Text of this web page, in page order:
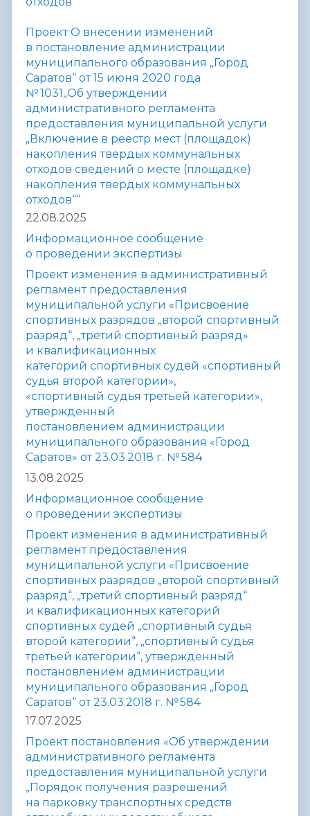
Проект О внесении изменений
в постановление администрации
муниципального образования „Город
Саратов“ от 15 июня 2020 года
№ 1031„Об утверждении
административного регламента
предоставления муниципальной услуги
„Включение в реестр мест (площадок)
накопления твердых коммунальных
отходов сведений о месте (площадке)
накопления твердых коммунальных
отходов““
22.08.2025
Информационное сообщение
о проведении экспертизы
Проект изменения в административный
регламент предоставления
муниципальной услуги « Присвоение
спортивных разрядов „второй спортивный
разряд“, „третий спортивный разряд»
и квалификационных
категорий спортивных судей «спортивный
судья второй категории»,
«спортивный судья третьей категории»,
утвержденный
постановлением администрации
муниципального образования «Город
Саратов» от23.03.2018 г. № 584
13.08.2025
Информационное сообщение
о проведении экспертизы
Проект изменения в административный
регламент предоставления
муниципальной услуги «Присвоение
спортивных разрядов „второй спортивный
разряд“, „третий спортивный разряд“
и квалификационных категорий
спортивных судей „спортивный судья
второй категории“, „спортивный судья
третьей категории“, утвержденный
постановлением администрации
муниципального образования „Город
Саратов“ от 23.03.2018 г. № 584
17.07.2025
Проект постановления «Об утверждении
административного регламента
предоставления муниципальной услуги
„Порядок получения разрешений
на парковку транспортных средств